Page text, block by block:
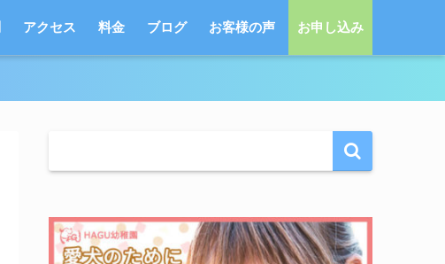
アクセス 料金 ブログ お客様の声 お申し込み